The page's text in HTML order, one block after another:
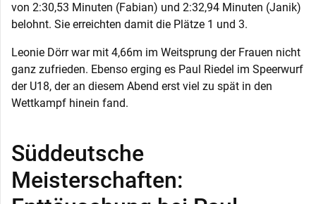
von 2:30,53 Minuten (Fabian) und 2:32,94 Minuten (Janik)
belohnt. Sie erreichten damit die Plätze 1 und 3.
Leonie Dörr war mit 4,66m im Weitsprung der Frauen nicht
ganz zufrieden. Ebenso erging es Paul Riedel im Speerwurf
der U18, der an diesem Abend erst viel zu spät in den
Wettkampf hinein fand.
Süddeutsche
Meisterschaften: